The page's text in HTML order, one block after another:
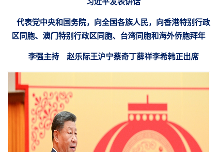
代表党中央和国务院，向全国各族人民，向香港特别行政
区同胞、澳门特别行政区同胞、台湾同胞和海外侨胞拜年
李强主持 赵乐际王沪宁蔡奇丁薛祥李希韩正出席